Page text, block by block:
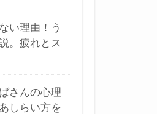
い理由！う
。疲れとス
さんの心理
しらい方を